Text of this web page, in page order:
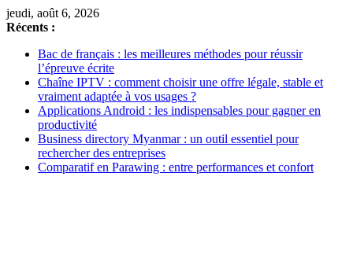
jeudi, août 6, 2026
Récents :
Bac de français : les meilleures méthodes pour réussir
l’épreuve écrite
Chaîne IPTV : comment choisir une offre légale, stable et
vraiment adaptée à vos usages ?
Applications Android : les indispensables pour gagner en
productivité
Business directory Myanmar : un outil essentiel pour
rechercher des entreprises
Comparatif en Parawing : entre performances et confort